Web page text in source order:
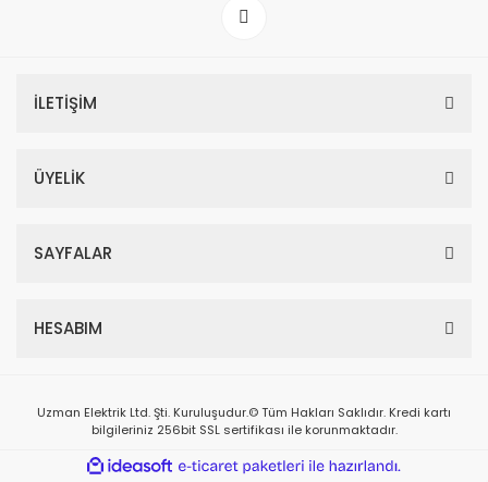
İLETİŞİM
ÜYELİK
SAYFALAR
HESABIM
Uzman Elektrik Ltd. Şti. Kuruluşudur.© Tüm Hakları Saklıdır. Kredi kartı
bilgileriniz 256bit SSL sertifikası ile korunmaktadır.
ideasoft
e-